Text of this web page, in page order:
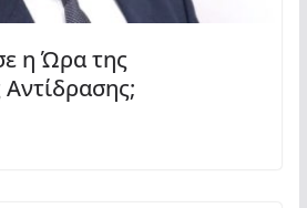
η Ώρα της
Αντίδρασης;